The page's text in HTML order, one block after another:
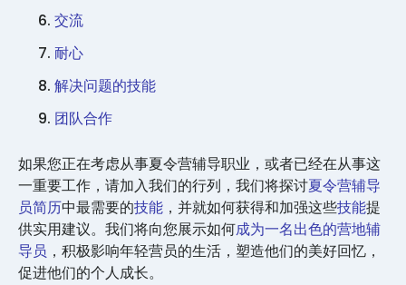
交流
耐心
解决问题的技能
团队合作
如果您正在考虑从事夏令营辅导职业，或者已经在从事这
一重要工作，请加入我们的行列，我们将探讨夏令营辅导
员简历中最需要的技能 ，并就如何获得和加强这些技能提
供实用建议。我们将向您展示如何成为一名出色的营地辅
导员 ，积极影响年轻营员的生活，塑造他们的美好回忆，
促进他们的个人成长。